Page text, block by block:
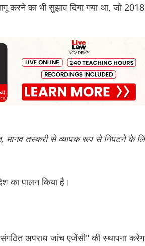
करने का भी सुझाव दिया गया था, जो
तस्करी से व्यापक रूप से निपटने के
का पालन किया है।
अपराध जांच एजेंसी" की स्थापना